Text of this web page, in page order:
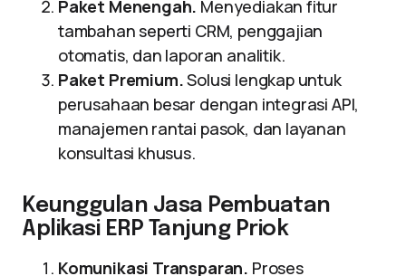
Paket Menengah. Menyediakan fitur
tambahan seperti CRM, penggajian
otomatis, dan laporan analitik.
Paket Premium.Solusi lengkap untuk
perusahaan besar dengan integrasi API,
manajemen rantai pasok, dan layanan
konsultasi khusus.
Keunggulan Jasa Pembuatan
Aplikasi ERP Tanjung Priok
Komunikasi Transparan. Proses